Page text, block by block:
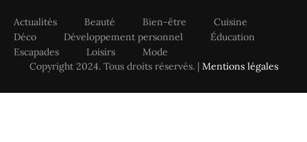
Actualités Beauté Bien-être
Cuisine
Déco
Développement personnel
Éducation
Escapades
Loisirs
Mode
Copyright 2024. Tous droits réservés. | Mentions légales